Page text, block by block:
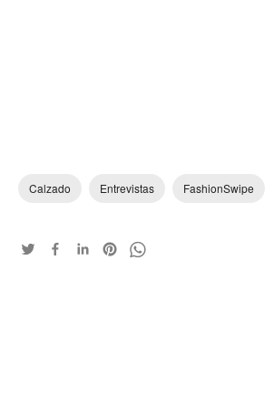
Calzado Entrevistas FashionSwipe